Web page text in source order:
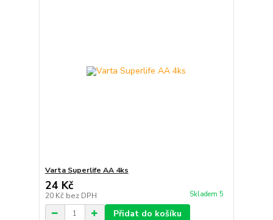
Varta Superlife AA 4ks
24 Kč
20 Kč bez DPH Skladem 5
Přidat do košíku